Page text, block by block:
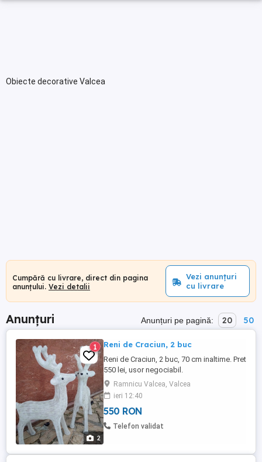
Obiecte decorative Valcea
Cumpără cu livrare, direct din pagina
anunțului. Vezi detalii
Vezi anunțuri
cu livrare
Anunțuri Anunțuri pe pagină: 20 50
2
1 Reni de Craciun, 2 buc
Reni de Craciun, 2 buc, 70 cm inaltime. Pret
550 lei, usor negociabil.
Ramnicu Valcea, Valcea
ieri 12:40
550 RON
Telefon validat